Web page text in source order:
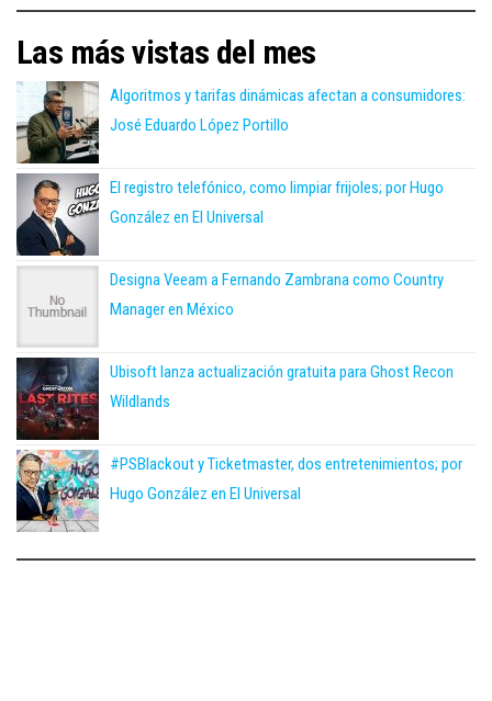
Las más vistas del mes
Algoritmos y tarifas dinámicas afectan a consumidores:
José Eduardo López Portillo
El registro telefónico, como limpiar frijoles; por Hugo
González en El Universal
Designa Veeam a Fernando Zambrana como Country
Manager en México
Ubisoft lanza actualización gratuita para Ghost Recon
Wildlands
#PSBlackout y Ticketmaster, dos entretenimientos; por
Hugo González en El Universal